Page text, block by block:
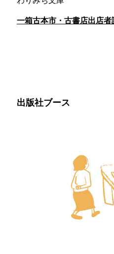
一箱古本市・古書店出店
出版社ブース